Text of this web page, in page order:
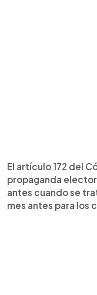
El artículo 172 del
propaganda
antes cuando se
mes antes para los